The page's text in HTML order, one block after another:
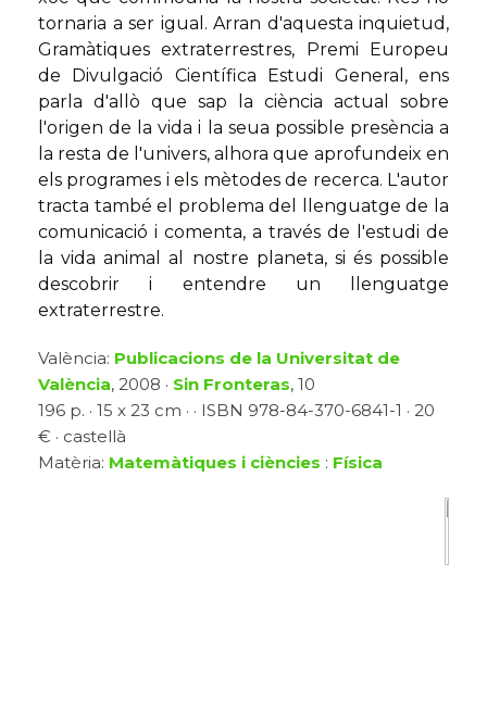
tornaria a ser igual. Arran d'aquesta inquietud,
Gramàtiques extraterrestres, Premi Europeu
de Divulgació Científica Estudi General, ens
parla d'allò que sap la ciència actual sobre
l'origen de la vida i la seua possible presència a
la resta de l'univers, alhora que aprofundeix en
els programes i els mètodes de recerca. L'autor
tracta també el problema del llenguatge de la
comunicació i comenta, a través de l'estudi de
la vida animal al nostre planeta, si és possible
descobrir i entendre un llenguatge
extraterrestre.
València: Publicacions de la Universitat de
València, 2008 · Sin Fronteras, 10
196 p. · 15 x 23 cm · · ISBN 978-84-370-6841-1 · 20
€ · castellà
Matèria: Matemàtiques i ciències : Física